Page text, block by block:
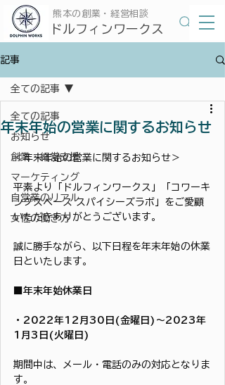
​ドルフィンワークス
​熊本の創業・経営相談
記事
全ての記事
お知らせ
創業・経営支援
マーケティング
自営業のリアル
女性の働き方
全ての記事
年末年始の営業に関するお知らせ
＜年末年始の営業に関するお知らせ＞
平素より「ドルフィンワークス」「コワーキ
ングスペース スパイシーズラボ」をご愛顧
いただきありがとうございます。
誠に勝手ながら、以下日程を年末年始の休業
日といたします。
■年末年始休業日
・2022年12月30日(金曜日)～2023年
1月3日(火曜日)
期間中は、メール・電話のみの対応となりま
す。